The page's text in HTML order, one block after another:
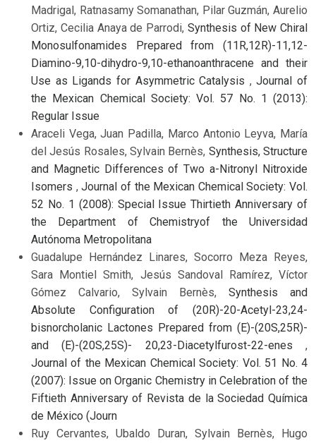
Madrigal, Ratnasamy Somanathan, Pilar Guzmán, Aurelio
Ortiz, Cecilia Anaya de Parrodi, Synthesis of New Chiral
Monosulfonamides Prepared from (11R,12R)-11,12-
Diamino-9,10-dihydro-9,10-ethanoanthracene and their
Use as Ligands for Asymmetric Catalysis ,Journal of
the Mexican Chemical Society: Vol. 57 No. 1 (2013):
Regular Issue
Araceli Vega, Juan Padilla, Marco Antonio Leyva, María
del Jesús Rosales, Sylvain Bernès, Synthesis, Structure
and Magnetic Differences of Two a-Nitronyl Nitroxide
Isomers ,Journal of the Mexican Chemical Society: Vol.
52 No. 1 (2008): Special Issue Thirtieth Anniversary of
the Department of Chemistryof the Universidad
Autónoma Metropolitana
Guadalupe Hernández Linares, Socorro Meza Reyes,
Sara Montiel Smith, Jesús Sandoval Ramírez, Víctor
Gómez Calvario, Sylvain Bernès, Synthesis and
Absolute Configuration of (20R)-20-Acetyl-23,24-
bisnorcholanic Lactones Prepared from (E)-(20S,25R)-
and (E)-(20S,25S)- 20,23-Diacetylfurost-22-enes ,
Journal of the Mexican Chemical Society: Vol. 51 No. 4
(2007): Issue on Organic Chemistry in Celebration of the
Fiftieth Anniversary of Revista de la Sociedad Química
de México (Journ
Ruy Cervantes, Ubaldo Duran, Sylvain Bernès, Hugo